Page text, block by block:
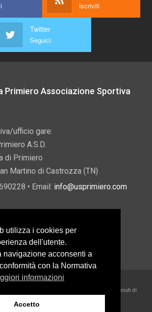
Iscriviti
Twitter
Seguici
Primiero Associazione Sportiva
ufficio gare:
A.S.D.
di Primiero
Martino di Castrozza (TN)
• Email: info@usprimiero.com
da Pubblica Amministrazione
Eccetto dove diversamente specificato, i contenuti di
utilizza i cookies per
dell'utente.
navigazione acconsenti a
con la Normativa
informazioni
Accetto